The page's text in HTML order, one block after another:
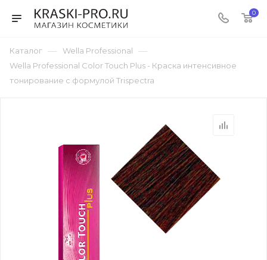
0
Каталог — Wella Professional —
Wella Professional Color Touch Plus - Краска интенсивное
тонирование с формулой Trispectra